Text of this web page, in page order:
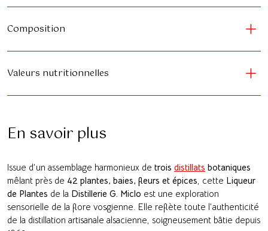
Composition
Valeurs nutritionnelles
En savoir plus
Issue d’un assemblage harmonieux de trois distillats botaniques
mêlant près de 42 plantes, baies, fleurs et épices, cette Liqueur
de Plantes de la Distillerie G. Miclo est une exploration
sensorielle de la flore vosgienne. Elle reflète toute l’authenticité
de la distillation artisanale alsacienne, soigneusement bâtie depuis